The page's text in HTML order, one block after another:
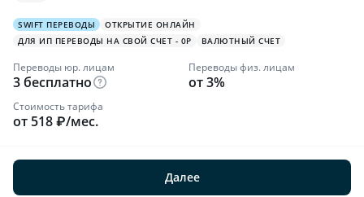
SWIFT ПЕРЕВОДЫ
ОТКРЫТИЕ ОНЛАЙН
ДЛЯ ИП ПЕРЕВОДЫ НА СВОЙ СЧЕТ - 0Р
ВАЛЮТНЫЙ СЧЕТ
Переводы юр. лицам
3 бесплатно
Переводы физ. лицам
от 3%
Стоимость тарифа
от 518 ₽/мес.
Далее